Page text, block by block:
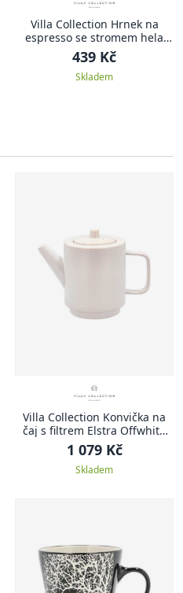
Villa Collection Hrnek na
espresso se stromem hela
dark blue 0,1l (set 4 ks)
439 Kč
Skladem
Villa Collection Konvička na
čaj s filtrem Elstra Offwhite
1,05l
1 079 Kč
Skladem